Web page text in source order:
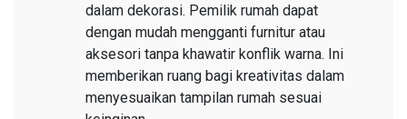
dalam dekorasi. Pemilik rumah dapat
dengan mudah mengganti furnitur atau
aksesori tanpa khawatir konflik warna. Ini
memberikan ruang bagi kreativitas dalam
menyesuaikan tampilan rumah sesuai